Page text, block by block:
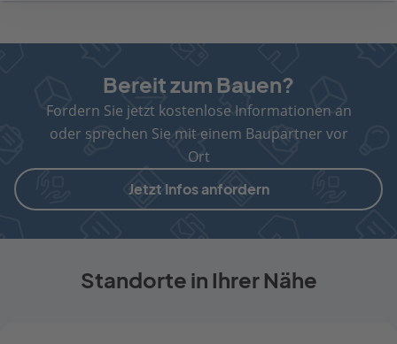
Bereit zum Bauen?
Fordern Sie jetzt kostenlose Informationen an
oder sprechen Sie mit einem Baupartner vor
Ort
Jetzt Infos anfordern
Standorte in Ihrer Nähe